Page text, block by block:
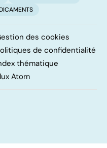
des cookies
de confidentialité
thématique
Atom